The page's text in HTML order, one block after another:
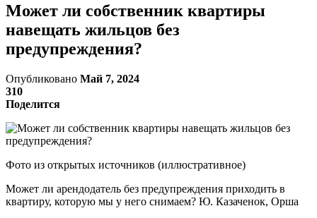
Может ли собственник квартиры
навещать жильцов без
предупреждения?
Опубликовано Май 7, 2024
310
Поделится
Фото из открытых источников (иллюстративное)
Может ли арендодатель без предупреждения приходить в
квартиру, которую мы у него снимаем? Ю. Казаченок, Орша